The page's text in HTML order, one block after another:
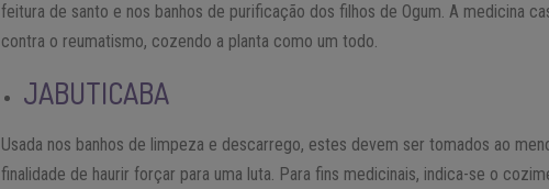
feitura de santo e nos banhos de purificação dos filhos de Ogum. A medicina
contra o reumatismo, cozendo a planta como um todo.
JABUTICABA
Usada nos banhos de limpeza e descarrego, estes devem ser tomados ao
finalidade de haurir forçar para uma luta. Para fins medicinais, indica-se o